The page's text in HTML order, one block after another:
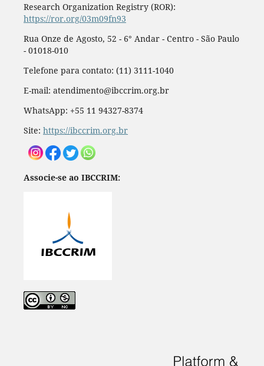
Research Organization Registry (ROR):
https://ror.org/03m09fn93
Rua Onze de Agosto, 52 - 6° Andar - Centro - São Paulo
- 01018-010
Telefone para contato: (11) 3111-1040
E-mail: atendimento@ibccrim.org.br
WhatsApp: +55 11 94327-8374
Site: https://ibccrim.org.br
Associe-se ao IBCCRIM: